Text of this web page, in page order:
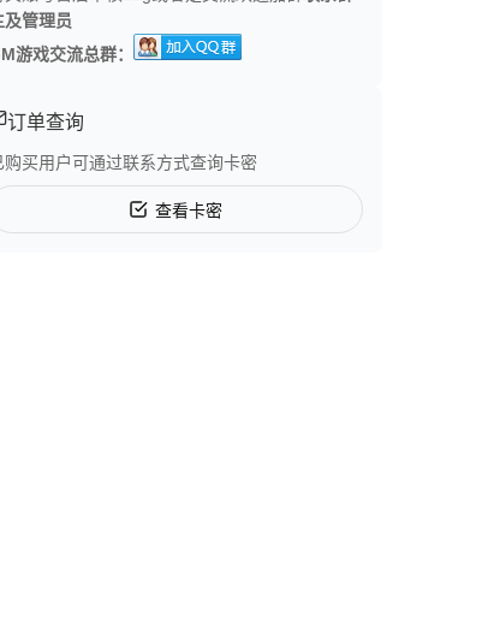
及管理员
游戏交流总群：
订单查询
购买用户可通过联系方式查询卡密
查看卡密